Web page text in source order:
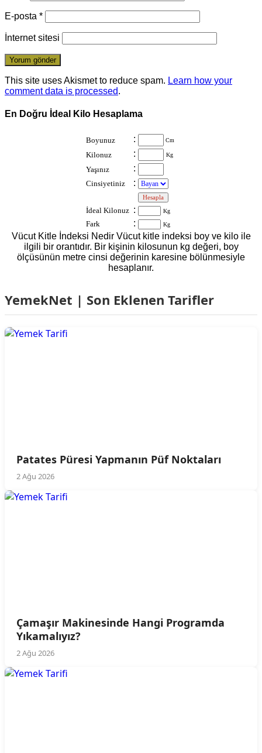
E-posta *
İnternet sitesi
This site uses Akismet to reduce spam. Learn how your
comment data is processed.
En Doğru İdeal Kilo Hesaplama
Boyunuz : Cm
Kilonuz : Kg
Yaşınız :
Cinsiyetiniz
:
İdeal Kilonuz : Kg
Fark : Kg
Vücut Kitle İndeksi Nedir Vücut kitle indeksi boy ve kilo ile
ilgili bir orantıdır. Bir kişinin kilosunun kg değeri, boy
ölçüsünün metre cinsi değerinin karesine bölünmesiyle
hesaplanır.
YemekNet | Son Eklenen Tarifler
Patates Püresi Yapmanın Püf Noktaları
2 Ağu 2026
Çamaşır Makinesinde Hangi Programda
Yıkamalıyız?
2 Ağu 2026